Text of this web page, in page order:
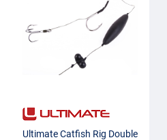
Ultimate Catfish Rig Double